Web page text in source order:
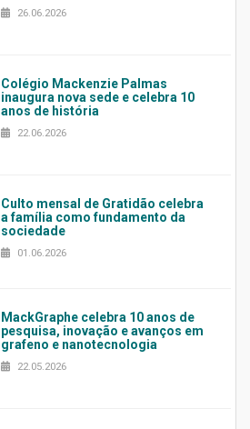
26.06.2026
Colégio Mackenzie Palmas
inaugura nova sede e celebra 10
anos de história
22.06.2026
Culto mensal de Gratidão celebra
a família como fundamento da
sociedade
01.06.2026
MackGraphe celebra 10 anos de
pesquisa, inovação e avanços em
grafeno e nanotecnologia
22.05.2026